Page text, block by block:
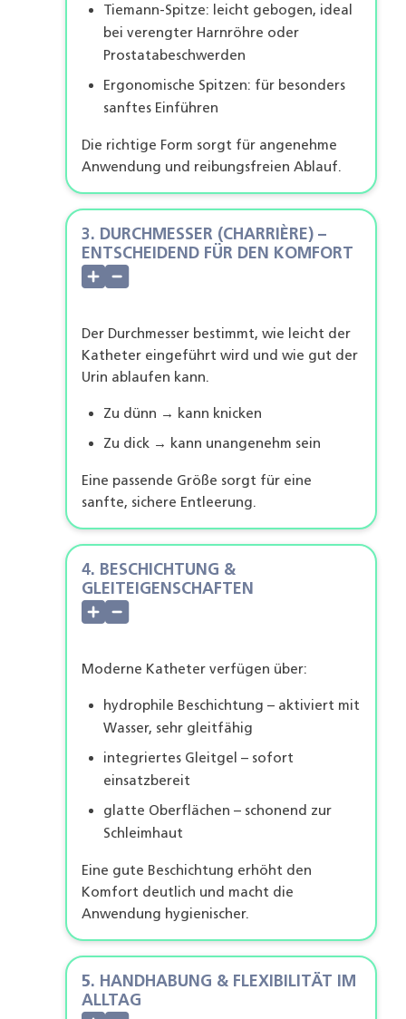
Tiemann-Spitze: leicht gebogen, ideal
bei verengter Harnröhre oder
Prostatabeschwerden
Ergonomische Spitzen: für besonders
sanftes Einführen
Die richtige Form sorgt für angenehme
Anwendung und reibungsfreien Ablauf.
3. DURCHMESSER (CHARRIÈRE) –
ENTSCHEIDEND FÜR DEN KOMFORT
Der Durchmesser bestimmt, wie leicht der
Katheter eingeführt wird und wie gut der
Urin ablaufen kann.
Zu dünn → kann knicken
Zu dick → kann unangenehm sein
Eine passende Größe sorgt für eine
sanfte, sichere Entleerung.
4. BESCHICHTUNG &
GLEITEIGENSCHAFTEN
Moderne Katheter verfügen über:
hydrophile Beschichtung – aktiviert mit
Wasser, sehr gleitfähig
integriertes Gleitgel – sofort
einsatzbereit
glatte Oberflächen – schonend zur
Schleimhaut
Eine gute Beschichtung erhöht den
Komfort deutlich und macht die
Anwendung hygienischer.
5. HANDHABUNG & FLEXIBILITÄT IM
ALLTAG